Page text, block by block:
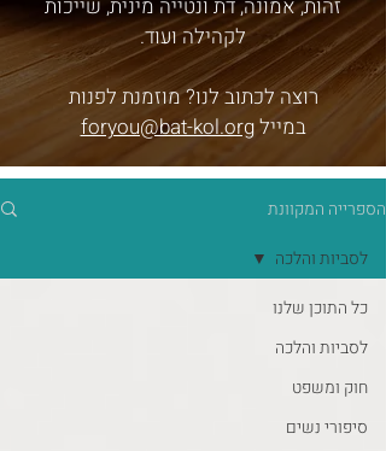
זהות, אמונה, דת ונטייה מינית, שייכות
לקהילה ועוד.
רוצה לכתוב לנו? מוזמנת לפנות
במיילforyou@bat-kol.org
הספרייה המקוונת
כל התוכן שלנו
לסביות והלכה
חוק ומשפט
סיפורי נשים
לסביות והלכה